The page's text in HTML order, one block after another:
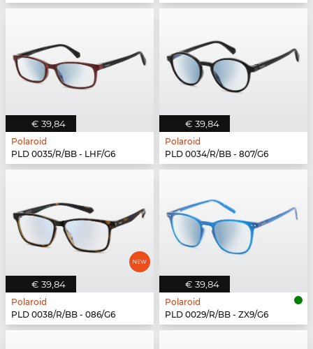
€ 39,84
Polaroid
PLD 0035/R/BB - LHF/G6
€ 39,84
Polaroid
PLD 0034/R/BB - 807/G6
€ 39,84
Polaroid
PLD 0038/R/BB - 086/G6
€ 39,84
Polaroid
PLD 0029/R/BB - ZX9/G6